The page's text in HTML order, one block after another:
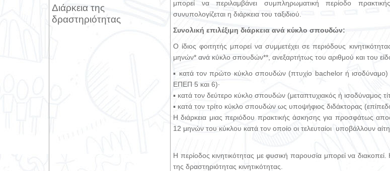
Διάρκεια της
δραστηριότητας
μπορεί να περιλαμβάνει συμπληρωματική περίοδο
συνυπολογίζεται η διάρκεια του ταξιδιού.
Συνολική επιλέξιμη διάρκεια ανά κύκλο σπουδών:
Ο ίδιος φοιτητής μπορεί να συμμετέχει σε περιόδους
μηνών* ανά κύκλο σπουδών**, ανεξαρτήτως του αριθμού και του
▪ κατά τον πρώτο κύκλο σπουδών (πτυχίο bachelor ή
ΕΠΕΠ 5 και 6)·
▪ κατά τον δεύτερο κύκλο σπουδών (μεταπτυχιακός ή ισοδύναμος
▪ κατά τον τρίτο κύκλο σπουδών ως υποψήφιος διδάκτορας
Η διάρκεια μιας περιόδου πρακτικής άσκησης για προσφάτως
12 μηνών του κύκλου κατά τον οποίο οι τελευταίοι υποβάλλουν
Η περίοδος κινητικότητας με φυσική παρουσία μπορεί να
της δραστηριότητας κινητικότητας.